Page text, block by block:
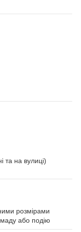
та на вулиці)
розмірами
або подію